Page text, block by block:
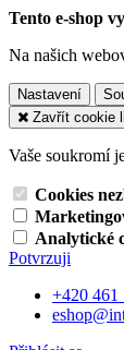
Tento e-shop
Na našich
Nastavení
Zavřít cookie
Vaše soukromí
Cookies
Analytické
Potvrzuji
+420 461